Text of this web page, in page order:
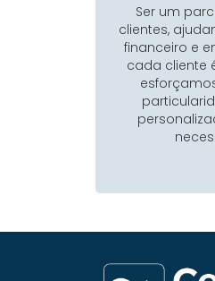
Ser um
clientes,
financeiro e
cada cliente